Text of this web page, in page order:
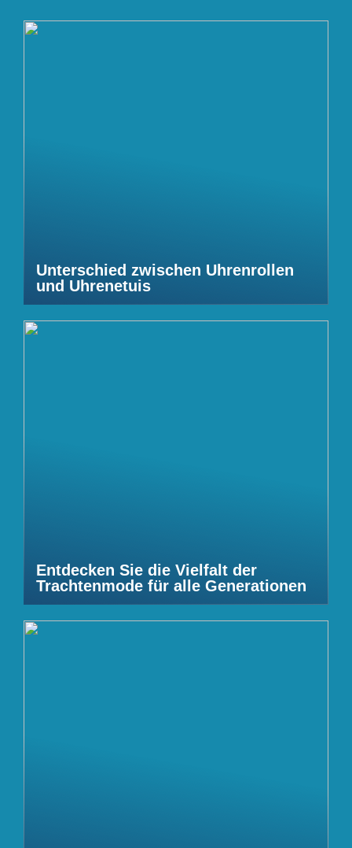
Unterschied zwischen Uhrenrollen
und Uhrenetuis
Entdecken Sie die Vielfalt der
Trachtenmode für alle Generationen